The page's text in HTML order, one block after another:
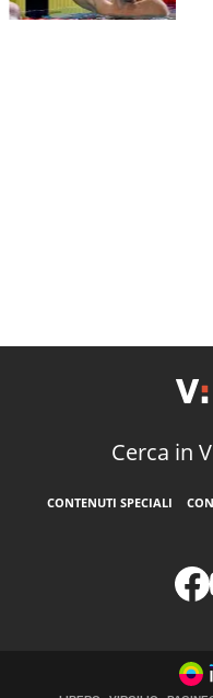
Cerca in
CONTENUTI SPECIALI